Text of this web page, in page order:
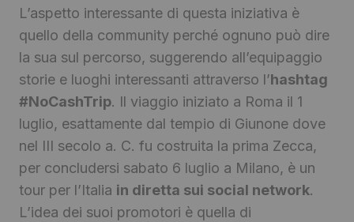
L’aspetto interessante di questa iniziativa è
quello della community perché ognuno può dire
la sua sul percorso, suggerendo all’equipaggio
storie e luoghi interessanti attraverso l’hashtag
#NoCashTrip. Il viaggio iniziato a Roma il 1
luglio, esattamente dal tempio di Giunone dove
nel III secolo a. C. fu costruita la prima Zecca,
per concludersi sabato 6 luglio a Milano, è un
tour per l’Italia in diretta sui social network.
L’idea dei suoi promotori è quella di